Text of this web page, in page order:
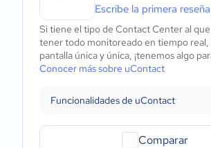
Escribe la primera reseña
Si tiene el tipo de Contact Center al
tener todo monitoreado en tiempo real,
pantalla única y única, ¡tenemos algo
Conocer más sobre uContact
Funcionalidades de uContact
Comparar